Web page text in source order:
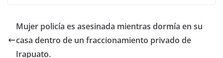
o
o
k
p
p
n
Mujer policía es asesinada mientras dormía en su
casa dentro de un fraccionamiento privado de
Irapuato.